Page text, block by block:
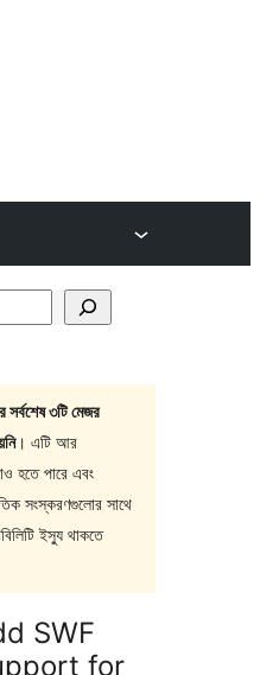
সর্বশেষ ৩টি মেজর
। এটি আর
হতে পারে এবং
সংস্করণগুলোর সাথে
ইস্যু থাকতে
SWF
for